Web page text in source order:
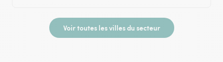
Voir toutes les villes du secteur